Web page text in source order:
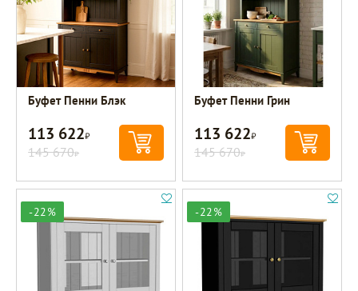
Буфет Пенни Блэк
113 622Р
145 670Р
Буфет Пенни Грин
113 622Р
145 670Р
-22% -22%